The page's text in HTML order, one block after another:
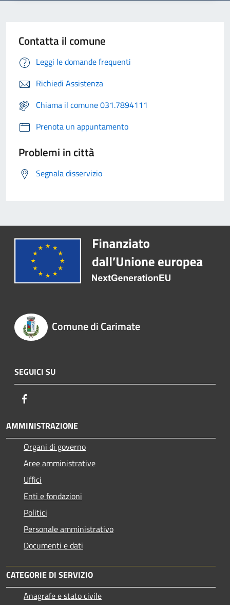
Contatta il comune
Leggi le domande frequenti
Richiedi Assistenza
Chiama il comune 031.7894111
Prenota un appuntamento
Problemi in città
Segnala disservizio
Comune di Carimate
SEGUICI SU
AMMINISTRAZIONE
Organi di governo
Aree amministrative
Uffici
Enti e fondazioni
Politici
Personale amministrativo
Documenti e dati
CATEGORIE DI SERVIZIO
Anagrafe e stato civile